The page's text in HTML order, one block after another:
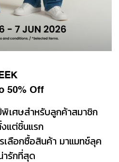
50% Off
เศษสำหรับลูกค้าสมาชิก
แต่ชิ้นแรก
เลือกซื้อสินค้า มาแมทช์ลุค
ารักที่สุด